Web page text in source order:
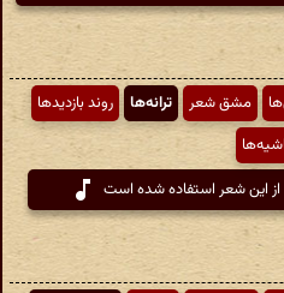
مشق شعر ترانه‌ها
روند بازدیدها
از این شعر استفاده شده است